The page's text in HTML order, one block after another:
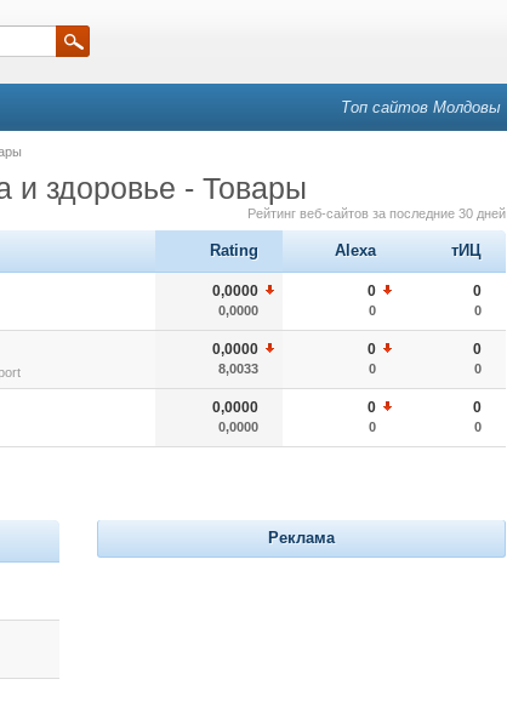
Топ сайтов Молдовы
и здоровье - Товары
Рейтинг веб-сайтов за последние 30 дней
Rating Alexa тИЦ
0,0000
0,0000
0
0
0
0
0,0000
8,0033
0
0
0
0
0,0000
0,0000
0
0
0
0
Реклама